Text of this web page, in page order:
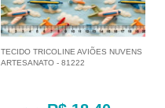
TECIDO TRICOLINE AVIÕES NUVENS
ARTESANATO - 81222